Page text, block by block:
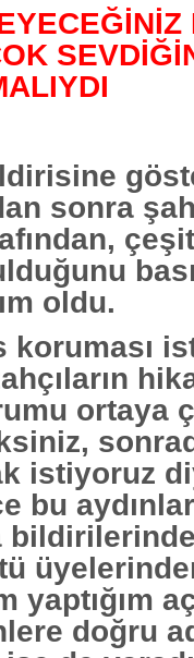
sonra
oldu.
ortaya
istiyoruz
bu
doğru